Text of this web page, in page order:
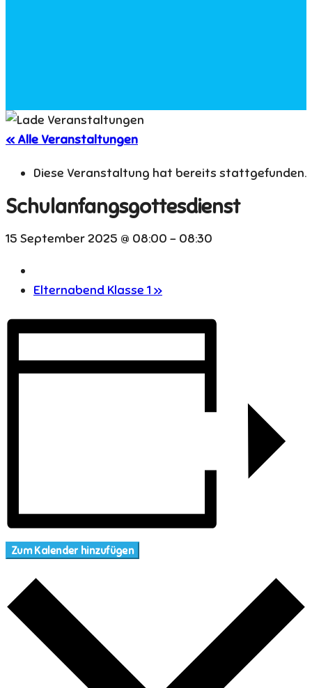
« Alle Veranstaltungen
Diese Veranstaltung hat bereits stattgefunden.
Schulanfangsgottesdienst
15 September 2025 @ 08:00 - 08:30
Elternabend Klasse 1 »
Zum Kalender hinzufügen